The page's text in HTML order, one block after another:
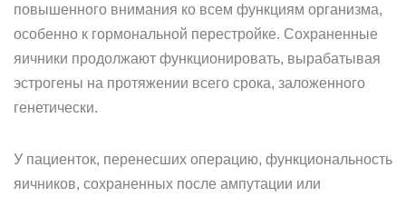
повышенного внимания ко всем функциям организма,
особенно к гормональной перестройке. Сохраненные
яичники продолжают функционировать, вырабатывая
эстрогены на протяжении всего срока, заложенного
генетически.
У пациенток, перенесших операцию, функциональность
яичников, сохраненных после ампутации или